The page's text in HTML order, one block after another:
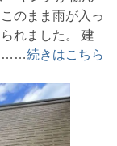
のまま雨が入っ
れました。 建
……続きはこちら